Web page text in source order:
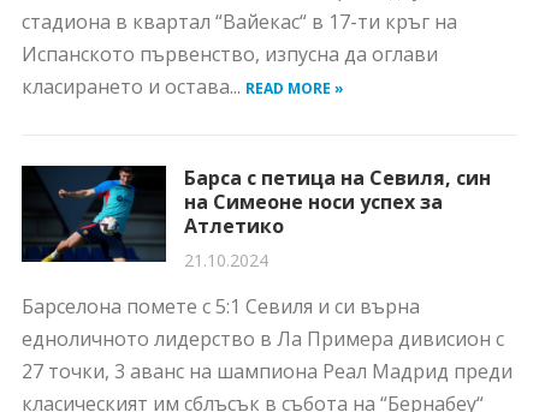
стадиона в квартал “Вайекас“ в 17-ти кръг на
Испанското първенство, изпусна да оглави
класирането и остава... READ MORE »
Барса с петица на Севиля, син
на Симеоне носи успех за
Атлетико
21.10.2024
Барселона помете с 5:1 Севиля и си върна
едноличното лидерство в Ла Примера дивисион с
27 точки, 3 аванс на шампиона Реал Мадрид преди
класическият им сблъсък в събота на “Бернабеу“